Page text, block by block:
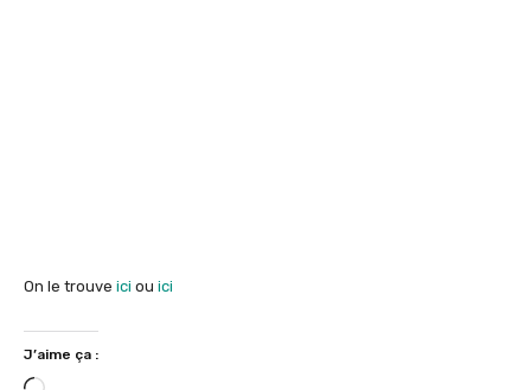
On le trouve ici ou ici
J’aime ça :